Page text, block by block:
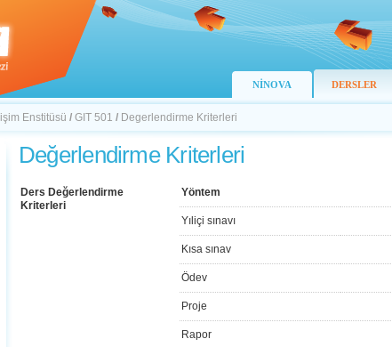
NİNOVA DERSLER
Enstitüsü / GIT 501 / Degerlendirme Kriterleri
Değerlendirme Kriterleri
Ders Değerlendirme
Kriterleri
Yöntem
Yıliçi sınavı
Kısa sınav
Ödev
Proje
Rapor